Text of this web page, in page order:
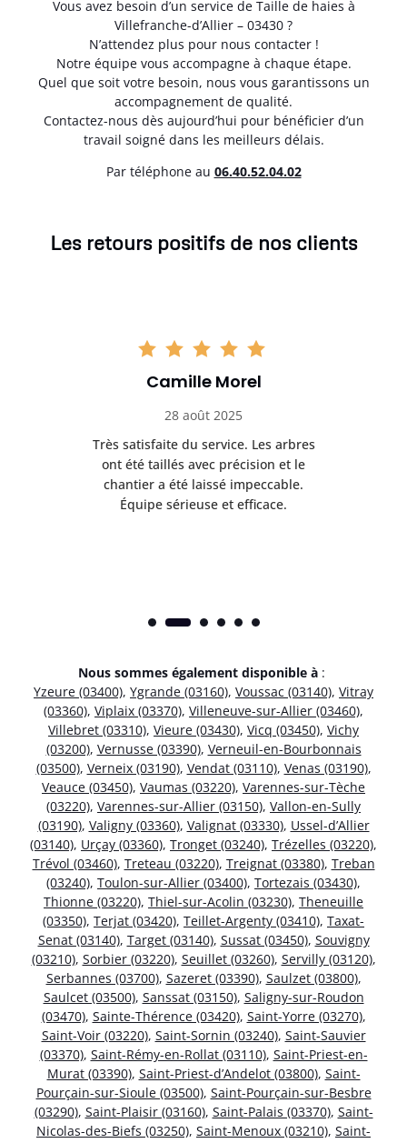
Vous avez besoin d’un service de Taille de haies à
Villefranche-d’Allier – 03430 ?
N’attendez plus pour nous contacter !
Notre équipe vous accompagne à chaque étape.
Quel que soit votre besoin, nous vous garantissons un
accompagnement de qualité.
Contactez-nous dès aujourd’hui pour bénéficier d’un
travail soigné dans les meilleurs délais.
Par téléphone au 06.40.52.04.02
Les retours positifs de nos clients
Camille Morel
28 août 2025
Très satisfaite du service. Les arbres
ont été taillés avec précision et le
chantier a été laissé impeccable.
Équipe sérieuse et efficace.
Nous sommes également disponible à :
Yzeure (03400), Ygrande (03160), Voussac (03140), Vitray
(03360), Viplaix (03370), Villeneuve-sur-Allier (03460),
Villebret (03310), Vieure (03430), Vicq (03450), Vichy
(03200), Vernusse (03390), Verneuil-en-Bourbonnais
(03500), Verneix (03190), Vendat (03110), Venas (03190),
Veauce (03450), Vaumas (03220), Varennes-sur-Tèche
(03220), Varennes-sur-Allier (03150), Vallon-en-Sully
(03190), Valigny (03360), Valignat (03330), Ussel-d’Allier
(03140), Urçay (03360), Tronget (03240), Trézelles (03220),
Trévol (03460), Treteau (03220), Treignat (03380), Treban
(03240), Toulon-sur-Allier (03400), Tortezais (03430),
Thionne (03220), Thiel-sur-Acolin (03230), Theneuille
(03350), Terjat (03420), Teillet-Argenty (03410), Taxat-
Senat (03140), Target (03140), Sussat (03450), Souvigny
(03210), Sorbier (03220), Seuillet (03260), Servilly (03120),
Serbannes (03700), Sazeret (03390), Saulzet (03800),
Saulcet (03500), Sanssat (03150), Saligny-sur-Roudon
(03470), Sainte-Thérence (03420), Saint-Yorre (03270),
Saint-Voir (03220), Saint-Sornin (03240), Saint-Sauvier
(03370), Saint-Rémy-en-Rollat (03110), Saint-Priest-en-
Murat (03390), Saint-Priest-d’Andelot (03800), Saint-
Pourçain-sur-Sioule (03500), Saint-Pourçain-sur-Besbre
(03290), Saint-Plaisir (03160), Saint-Palais (03370), Saint-
Nicolas-des-Biefs (03250), Saint-Menoux (03210), Saint-